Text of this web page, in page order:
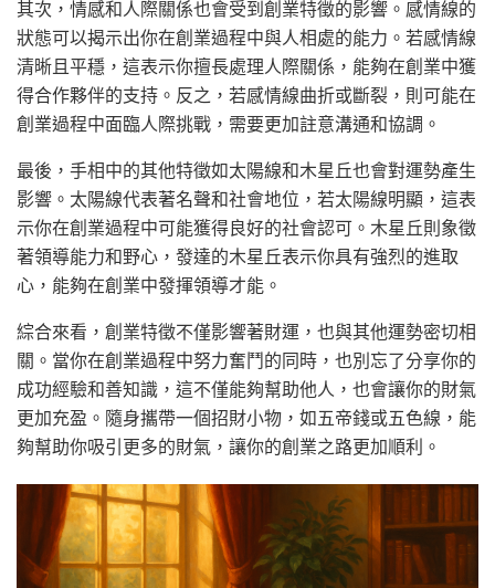
其次，情感和人際關係也會受到創業特徵的影響。感情線的
狀態可以揭示出你在創業過程中與人相處的能力。若感情線
清晰且平穩，這表示你擅長處理人際關係，能夠在創業中獲
得合作夥伴的支持。反之，若感情線曲折或斷裂，則可能在
創業過程中面臨人際挑戰，需要更加註意溝通和協調。
最後，手相中的其他特徵如太陽線和木星丘也會對運勢產生
影響。太陽線代表著名聲和社會地位，若太陽線明顯，這表
示你在創業過程中可能獲得良好的社會認可。木星丘則象徵
著領導能力和野心，發達的木星丘表示你具有強烈的進取
心，能夠在創業中發揮領導才能。
綜合來看，創業特徵不僅影響著財運，也與其他運勢密切相
關。當你在創業過程中努力奮鬥的同時，也別忘了分享你的
成功經驗和善知識，這不僅能夠幫助他人，也會讓你的財氣
更加充盈。隨身攜帶一個招財小物，如五帝錢或五色線，能
夠幫助你吸引更多的財氣，讓你的創業之路更加順利。